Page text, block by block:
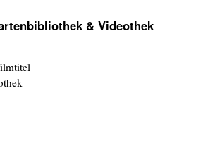
& Videothek